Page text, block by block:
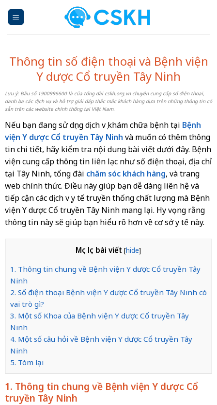
Thông tin số điện thoại và Bệnh viện
Y dược Cổ truyền Tây Ninh
Lưu ý: Đầu số 1900996600 là của tổng đài cskh.org.vn chuyên cung cấp số điện thoại,
danh bạ các dịch vụ và hỗ trợ giải đáp thắc mắc khách hàng dựa trên những thông tin có
sẵn trên các website chính thống tại Việt Nam.
Nếu bạn đang sử dụng dịch vụ khám chữa bệnh tại Bệnh
viện Y dược Cổ truyền Tây Ninh và muốn có thêm thông
tin chi tiết, hãy kiểm tra nội dung bài viết dưới đây. Bệnh
viện cung cấp thông tin liên lạc như số điện thoại, địa chỉ
tại Tây Ninh, tổng đài chăm sóc khách hàng, và trang
web chính thức. Điều này giúp bạn dễ dàng liên hệ và
tiếp cận các dịch vụ y tế truyền thống chất lượng mà Bệnh
viện Y dược Cổ truyền Tây Ninh mang lại. Hy vọng rằng
thông tin này sẽ giúp bạn hiểu rõ hơn về cơ sở y tế này.
Mục lục bài viết [hide]
1. Thông tin chung về Bệnh viện Y dược Cổ truyền Tây
Ninh
2. Số điện thoại Bệnh viện Y dược Cổ truyền Tây Ninh có
vai trò gì?
3. Một số Khoa của Bệnh viện Y dược Cổ truyền Tây
Ninh
4. Một số câu hỏi về Bệnh viện Y dược Cổ truyền Tây
Ninh
5. Tóm lại
1. Thông tin chung về Bệnh viện Y dược Cổ
truyền Tây Ninh